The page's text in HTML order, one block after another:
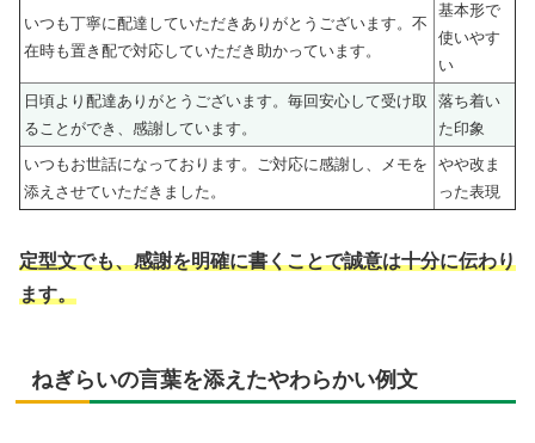
いつも丁寧に配達していただきありがとうございます。不
在時も置き配で対応していただき助かっています。
基本形で
使いやす
い
日頃より配達ありがとうございます。毎回安心して受け取
ることができ、感謝しています。
落ち着い
た印象
いつもお世話になっております。ご対応に感謝し、メモを
添えさせていただきました。
やや改ま
った表現
定型文でも、感謝を明確に書くことで誠意は十分に伝わり
ます。
ねぎらいの言葉を添えたやわらかい例文